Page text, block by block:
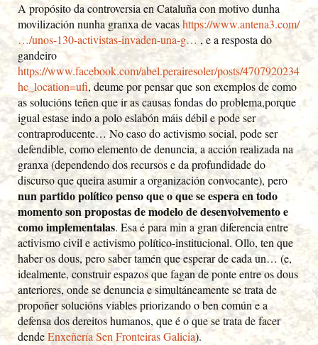
A propósito da controversia en Cataluña con motivo dunha
movilización nunha granxa de vacashttps://www.antena3.com/
…/unos-130-activistas-invaden-una-g… , e a resposta do
gandeiro
https://www.facebook.com/abel.perairesoler/posts/
hc_location=ufi, deume por pensar que son exemplos de como
as solucións teñen que ir as causas fondas do problema,porque
igual estase indo a polo eslabón máis débil e pode ser
contraproducente… No caso do activismo social, pode ser
defendible, como elemento de denuncia, a acción realizada na
granxa (dependendo dos recursos e da profundidade do
discurso que queira asumir a organización convocante), pero
nun partido político penso que o que se espera en todo
momento son propostas de modelo de desenvolvemento e
como implementalas. Esa é para min a gran diferencia entre
activismo civil e activismo político-institucional. Ollo, ten que
haber os dous, pero saber tamén que esperar de cada un… (e,
idealmente, construir espazos que fagan de ponte entre os dous
anteriores, onde se denuncia e simultáneamente se trata de
propoñer solucións viables priorizando o ben común e a
defensa dos dereitos humanos, que é o que se trata de facer
dendeEnxeñería Sen Fronteiras Galicia).